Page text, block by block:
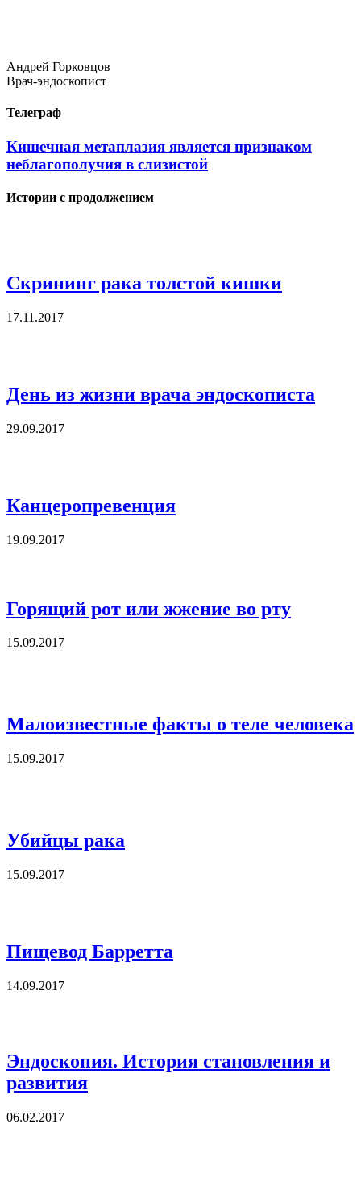
Андрей Горковцов
Врач-эндоскопист
Телеграф
Кишечная метаплазия является признаком
неблагополучия в слизистой
Истории с продолжением
Скрининг рака толстой кишки
17.11.2017
День из жизни врача эндоскописта
29.09.2017
Канцеропревенция
19.09.2017
Горящий рот или жжение во рту
15.09.2017
Малоизвестные факты о теле человека
15.09.2017
Убийцы рака
15.09.2017
Пищевод Барретта
14.09.2017
Эндоскопия. История становления и
развития
06.02.2017